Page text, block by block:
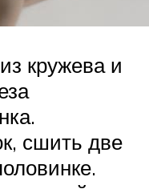
кружева и
сшить две